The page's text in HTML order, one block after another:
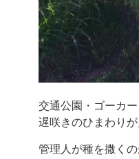
交通公園・ゴーカ
遅咲きのひまわり
管理人が種を撒く